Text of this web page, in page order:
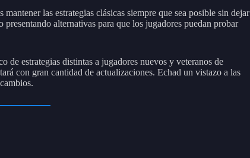
mantener las estrategias clásicas siempre que sea posible sin dejar
alternativas para que los jugadores puedan probar
estrategias distintas a jugadores nuevos y veteranos de
con gran cantidad de actualizaciones. Echad un vistazo a las